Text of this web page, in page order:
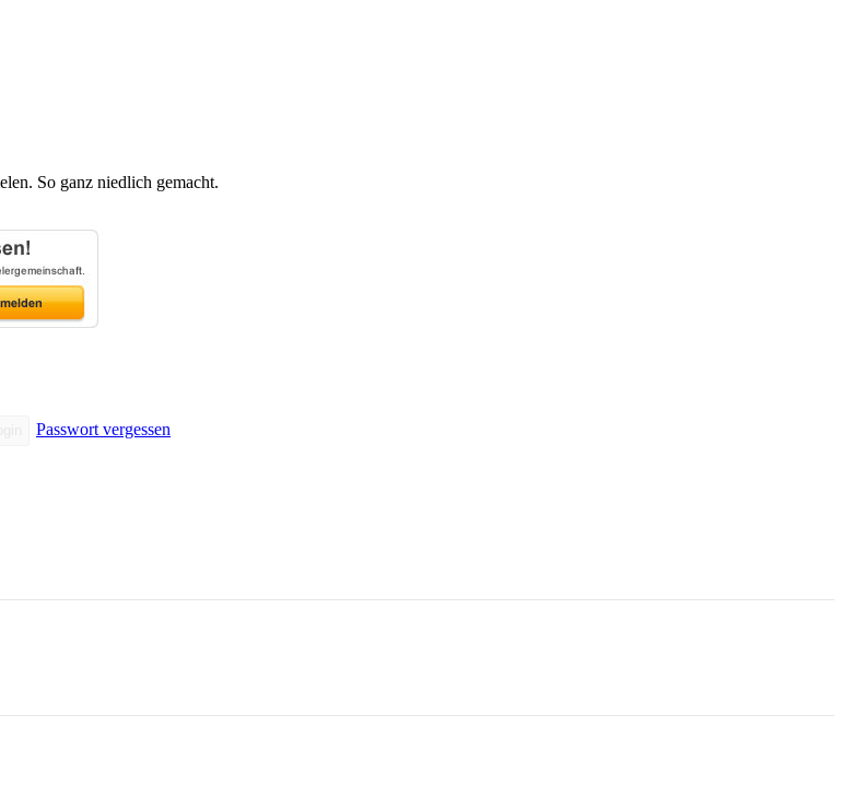
So ganz niedlich gemacht.
Passwort vergessen